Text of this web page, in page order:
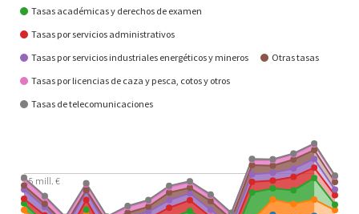
Tasas académicas y derechos de examen
Tasas por servicios administrativos
Tasas por servicios industriales energéticos y mineros
Otras tasas
Tasas por licencias de caza y pesca, cotos y otros
Tasas de telecomunicaciones
15 mill. €